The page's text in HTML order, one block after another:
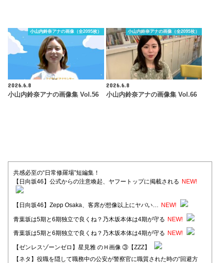
小山内鈴奈アナの画像（全2095枚）
2026.6.8
小山内鈴奈アナの画像集 Vol.56
小山内鈴奈アナの画像（全2095枚）
2026.6.8
小山内鈴奈アナの画像集 Vol.66
共感必至の“日常修羅場”短編集！
【日向坂46】公式からの注意喚起、ヤフートップに掲載される NEW!
【日向坂46】Zepp Osaka、客席が想像以上にヤバい… NEW!
青葉坂は5期と6期独立で良くね？乃木坂本体は4期が守る NEW!
青葉坂は5期と6期独立で良くね？乃木坂本体は4期が守る NEW!
【ゼンレスゾーンゼロ】星見雅 のＨ画像 ③【ZZZ】
【ネタ】役職を隠して職務中の公安が警察官に職質された時の“回避方